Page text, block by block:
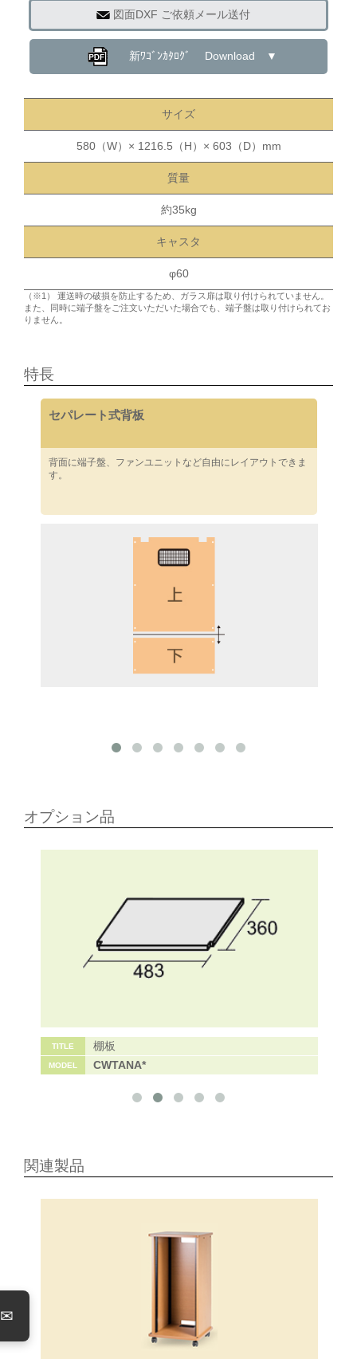
図面DXF ご依頼メール送付
新ﾜｺﾞﾝｶﾀﾛｸﾞ Download ▼
サイズ
580（W）× 1216.5（H）× 603（D）mm
質量
約35kg
キャスタ
φ60
（※1） 運送時の破損を防止するため、ガラス扉は取り付けられていません。
また、同時に端子盤をご注文いただいた場合でも、端子盤は取り付けられてお
りません。
特長
セパレート式背板
背面に端子盤、ファンユニットなど自由にレイアウトできま
す。
オプション品
TITLE 棚板
MODEL CWTANA*
関連製品
✉